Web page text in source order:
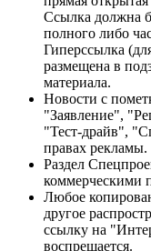
Ссылка должна
полного либо
Гиперссылка
размещена в
материала.
Новости с
"Заявление",
"Тест-драйв",
правах рекламы.
Раздел
коммерческими
Любое
другое
ссылку на
воспрещается.